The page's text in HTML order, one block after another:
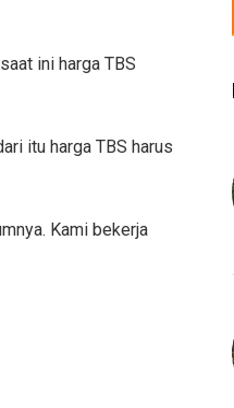
ini harga TBS
itu harga TBS harus
Kami bekerja